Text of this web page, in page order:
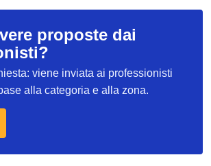
proposte dai
viene inviata ai professionisti
alla categoria e alla zona.